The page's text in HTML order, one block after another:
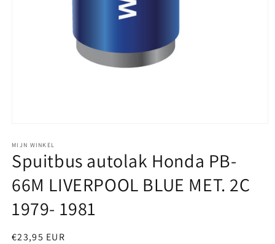
openen
in
modaal
MIJN WINKEL
Spuitbus autolak Honda PB-
66M LIVERPOOL BLUE MET. 2C
1979- 1981
Normale
€23,95 EUR